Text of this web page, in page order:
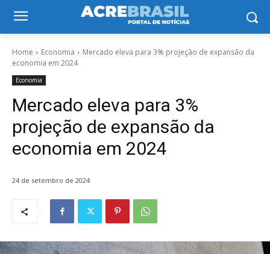
Home Economia
Mercado eleva para 3% projeção de expansão da
economia em 2024
Economia
Mercado eleva para 3%
projeção de expansão da
economia em 2024
24 de setembro de 2024